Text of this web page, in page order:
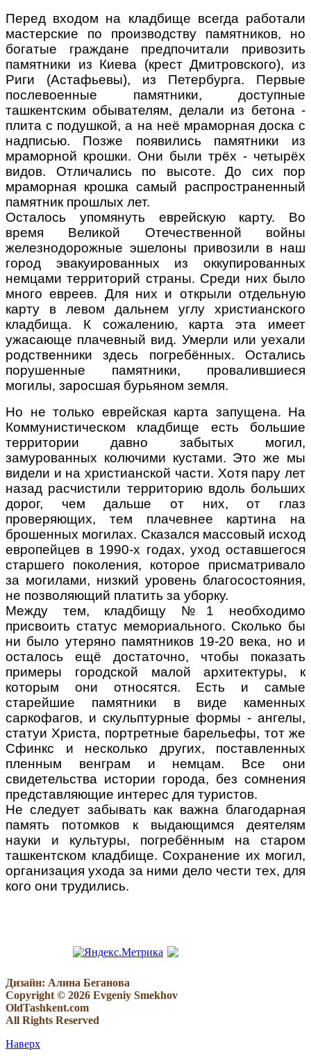
Перед входом на кладбище всегда работали
мастерские по производству памятников, но
богатые граждане предпочитали привозить
памятники из Киева (крест Дмитровского), из
Риги (Астафьевы), из Петербурга. Первые
послевоенные памятники, доступные
ташкентским обывателям, делали из бетона -
плита с подушкой, а на неё мраморная доска с
надписью. Позже появились памятники из
мраморной крошки. Они были трёх - четырёх
видов. Отличались по высоте. До сих пор
мраморная крошка самый распространенный
памятник прошлых лет.
Осталось упомянуть еврейскую карту. Во
время Великой Отечественной войны
железнодорожные эшелоны привозили в наш
город эвакуированных из оккупированных
немцами территорий страны. Среди них было
много евреев. Для них и открыли отдельную
карту в левом дальнем углу христианского
кладбища. К сожалению, карта эта имеет
ужасающе плачевный вид. Умерли или уехали
родственники здесь погребённых. Остались
порушенные памятники, провалившиеся
могилы, заросшая бурьяном земля.
Но не только еврейская карта запущена. На
Коммунистическом кладбище есть большие
территории давно забытых могил,
замурованных колючими кустами. Это же мы
видели и на христианской части. Хотя пару лет
назад расчистили территорию вдоль больших
дорог, чем дальше от них, от глаз
проверяющих, тем плачевнее картина на
брошенных могилах. Сказался массовый исход
европейцев в 1990-х годах, уход оставшегося
старшего поколения, которое присматривало
за могилами, низкий уровень благосостояния,
не позволяющий платить за уборку.
Между тем, кладбищу №1 необходимо
присвоить статус мемориального. Сколько бы
ни было утеряно памятников 19-20 века, но и
осталось ещё достаточно, чтобы показать
примеры городской малой архитектуры, к
которым они относятся. Есть и самые
старейшие памятники в виде каменных
саркофагов, и скульптурные формы - ангелы,
статуи Христа, портретные барельефы, тот же
Сфинкс и несколько других, поставленных
пленным венграм и немцам. Все они
свидетельства истории города, без сомнения
представляющие интерес для туристов.
Не следует забывать как важна благодарная
память потомков к выдающимся деятелям
науки и культуры, погребённым на старом
ташкентском кладбище. Сохранение их могил,
организация ухода за ними дело чести тех, для
кого они трудились.
Дизайн: Алина Беганова
Copyright © 2026 Evgeniy Smekhov
OldTashkent.com
All Rights Reserved
Наверх